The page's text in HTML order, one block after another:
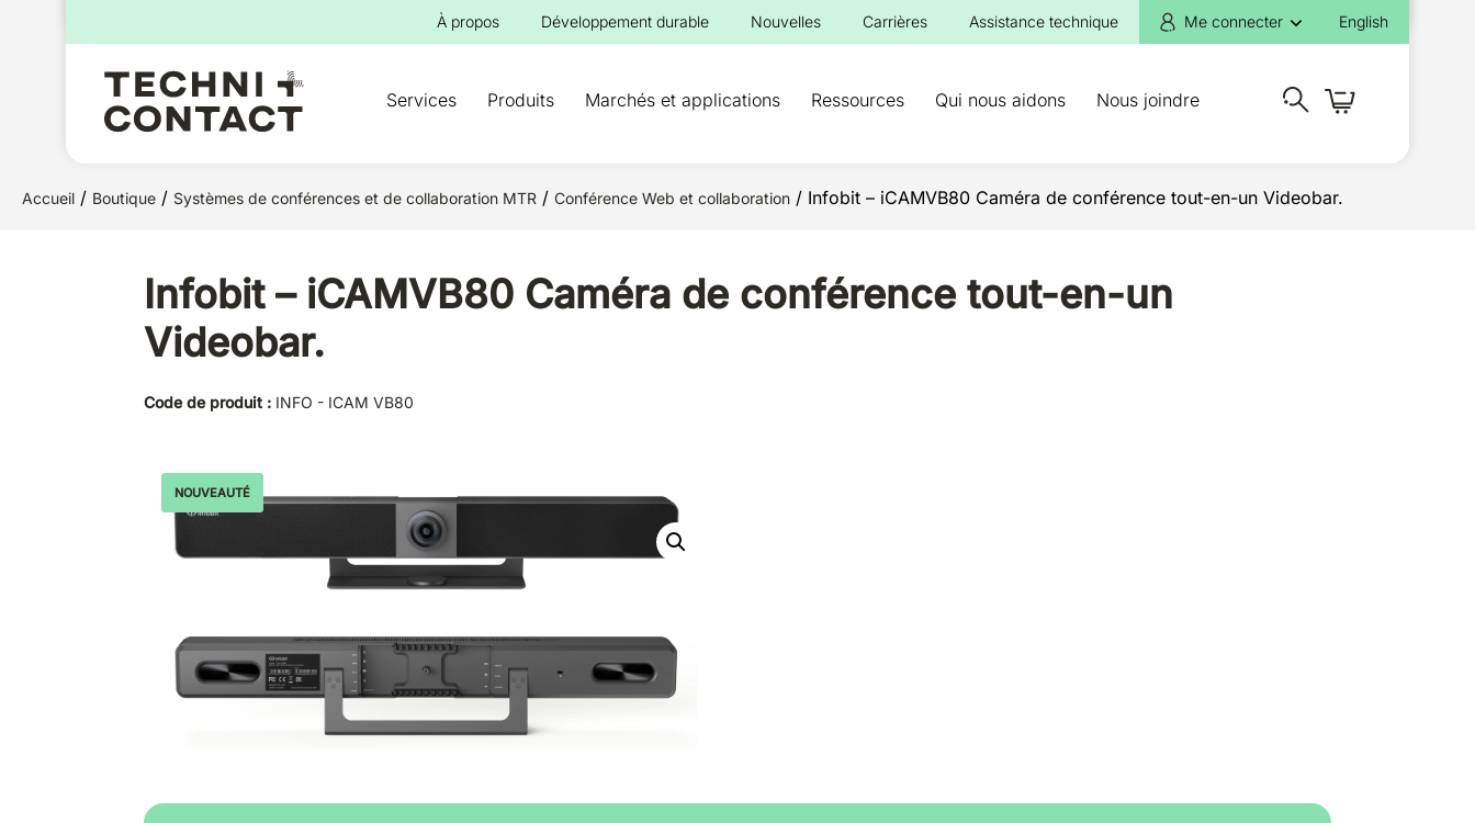
À propos Développement durable Nouvelles Carrières Assistance technique Me connecter English
Services Produits Marchés et applications Ressources Qui nous aidons Nous joindre
pour :
Accueil / Boutique / Systèmes de conférences et de collaboration MTR / Conférence Web et collaboration / Infobit – iCAMVB80 Caméra de conférence tout-en-un Videobar.
Infobit – iCAMVB80 Caméra de conférence tout-en-un
Videobar.
Code de produit : INFO - ICAM VB80
NOUVEAUTÉ